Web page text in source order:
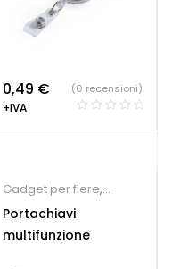
0,49 €
+IVA
(0 recensioni)
Gadget per fiere,
Portachiavi
personalizzati
Portachiavi
multifunzione